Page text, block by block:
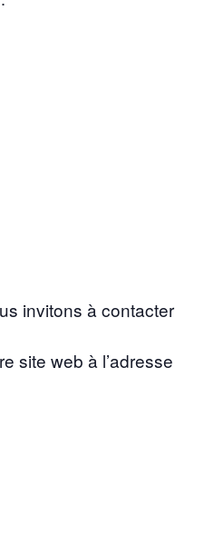
invitons à contacter
site web à l’adresse